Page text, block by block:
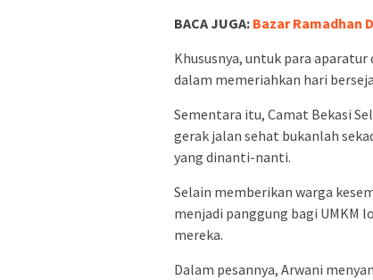
BACA JUGA: Bazar Ramadhan
Khususnya, untuk para
dalam memeriahkan hari
Sementara itu, Camat Bekasi
gerak jalan sehat bukanlah
yang dinanti-nanti.
Selain memberikan warga
menjadi panggung bagi UMKM
mereka.
Dalam pesannya, Arwani